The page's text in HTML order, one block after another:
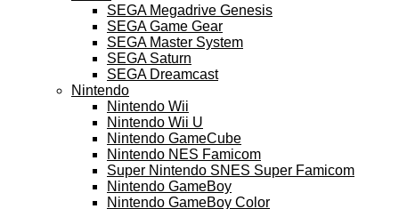
SEGA Megadrive Genesis
SEGA Game Gear
SEGA Master System
SEGA Saturn
SEGA Dreamcast
Nintendo
Nintendo Wii
Nintendo Wii U
Nintendo GameCube
Nintendo NES Famicom
Super Nintendo SNES Super Famicom
Nintendo GameBoy
Nintendo GameBoy Color